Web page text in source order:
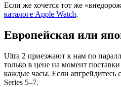
Если же хочется тот же
каталоге Apple Watch.
Европейская или
Ultra 2 приезжают к нам по
только в цене на момент
каждые часы. Если апгрейдитесь
Series 5–7.